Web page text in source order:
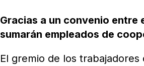
Gracias a un convenio entre
sumarán empleados de
El gremio de los